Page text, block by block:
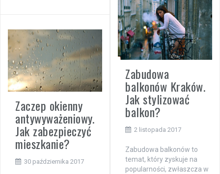
Zabudowa
balkonów Kraków.
Jak stylizować
balkon?
2 listopada 2017
Zabudowa balkonów to
temat, który zyskuje na
popularności, zwłaszcza w
Zaczep okienny
antywyważeniowy.
Jak zabezpieczyć
mieszkanie?
30 października 2017